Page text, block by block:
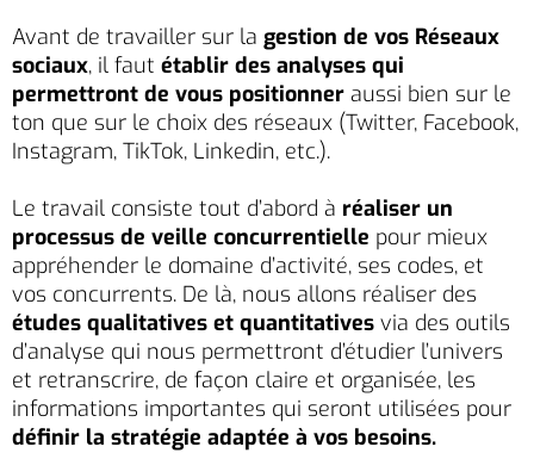
Avant de travailler sur la gestion de vos Réseaux
sociaux, il faut établir des analyses qui
permettront de vous positionner aussi bien sur le
ton que sur le choix des réseaux (Twitter, Facebook,
Instagram, TikTok, Linkedin, etc.).
Le travail consiste tout d’abord à réaliser un
processus de veille concurrentielle pour mieux
appréhender le domaine d’activité, ses codes, et
vos concurrents. De là, nous allons réaliser des
études qualitatives et quantitatives via des outils
d’analyse qui nous permettront d’étudier l’univers
et retranscrire, de façon claire et organisée, les
informations importantes qui seront utilisées pour
définir la stratégie adaptée à vos besoins.